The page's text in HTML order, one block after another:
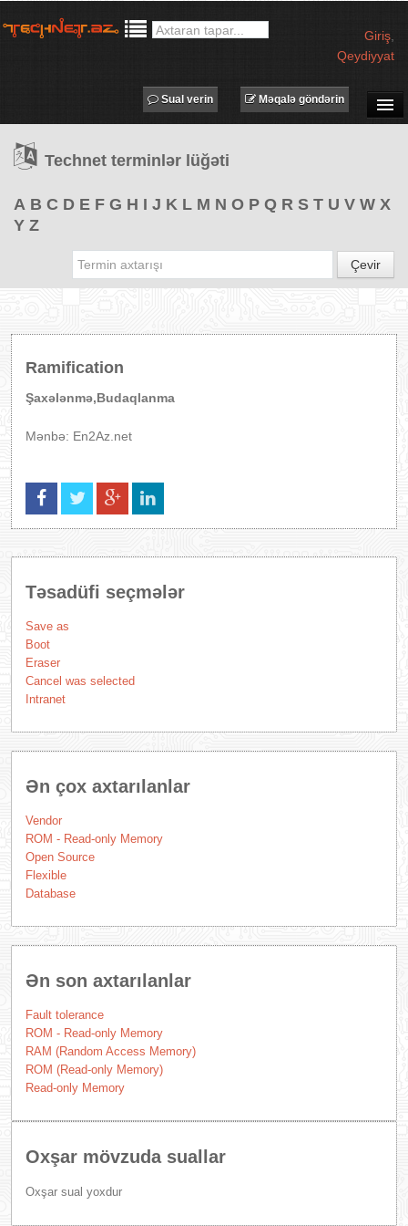
Giriş
Qeydiyyat
TƏDBİRLƏR
PROQRAMLAR
Məqalə göndərin
Sual verin
Technet terminlər lüğəti
A B C D E F G H I J K L M N O P Q R S T U V W X
Y Z
Çevir
Ramification
Şaxələnmə,Budaqlanma
Mənbə: En2Az.net
Təsadüfi seçmələr
Save as
Boot
Eraser
Cancel was selected
Intranet
Ən çox axtarılanlar
Vendor
ROM - Read-only Memory
Open Source
Flexible
Database
Ən son axtarılanlar
Fault tolerance
ROM - Read-only Memory
RAM (Random Access Memory)
ROM (Read-only Memory)
Read-only Memory
Oxşar mövzuda suallar
Oxşar sual yoxdur